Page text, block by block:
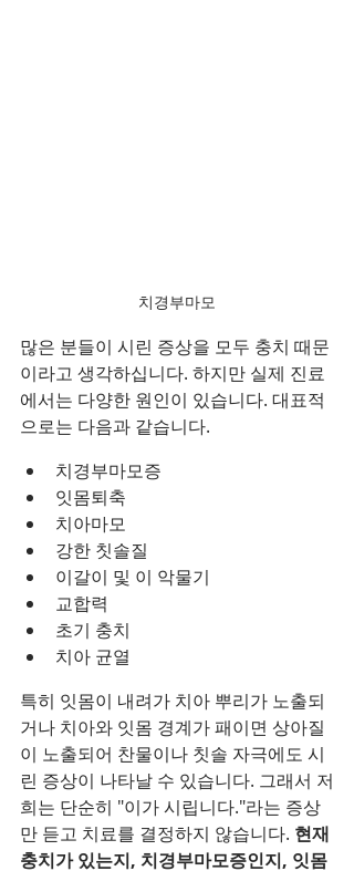
치경부마모
많은 분들이 시린 증상을 모두 충치 때문
이라고 생각하십니다. 하지만 실제 진료
에서는 다양한 원인이 있습니다. 대표적
으로는 다음과 같습니다.
치경부마모증
잇몸퇴축
치아마모
강한 칫솔질
이갈이 및 이 악물기
교합력
초기 충치
치아 균열
특히 잇몸이 내려가 치아 뿌리가 노출되
거나 치아와 잇몸 경계가 패이면 상아질
이 노출되어 찬물이나 칫솔 자극에도 시
린 증상이 나타날 수 있습니다. 그래서 저
희는 단순히 "이가 시립니다."라는 증상
만 듣고 치료를 결정하지 않습니다. 현재
충치가 있는지, 치경부마모증인지, 잇몸